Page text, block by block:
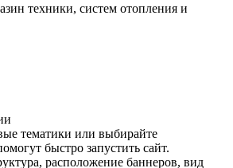
техники, систем отопления и
тематики или выбирайте
быстро запустить сайт.
расположение баннеров, вид